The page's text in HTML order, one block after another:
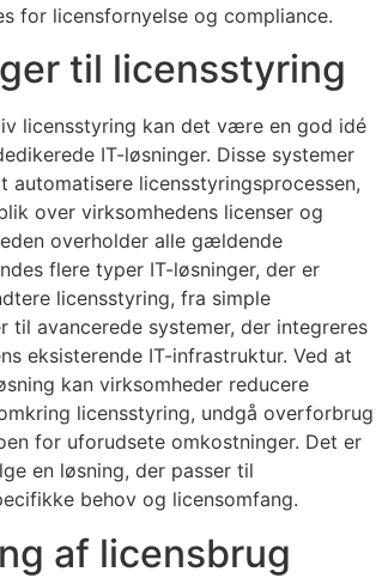
for licensfornyelse og compliance.
til licensstyring
licensstyring kan det være en god idé
IT-løsninger. Disse systemer
automatisere licensstyringsprocessen,
over virksomhedens licenser og
overholder alle gældende
flere typer IT-løsninger, der er
licensstyring, fra simple
avancerede systemer, der integreres
eksisterende IT-infrastruktur. Ved at
kan virksomheder reducere
licensstyring, undgå overforbrug
for uforudsete omkostninger. Det er
en løsning, der passer til
behov og licensomfang.
af licensbrug